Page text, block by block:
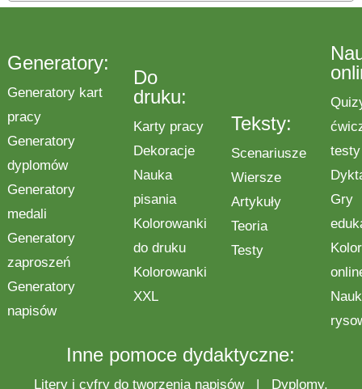
Generatory:
Generatory kart
pracy
Generatory
dyplomów
Generatory
medali
Generatory
zaproszeń
Generatory
napisów
Do
druku:
Karty pracy
Dekoracje
Nauka
pisania
Kolorowanki
do druku
Kolorowanki
XXL
Teksty:
Scenariusze
Wiersze
Artykuły
Teoria
Testy
testy
Gry
Inne pomoce dydaktyczne:
Litery i cyfry do tworzenia napisów| Dyplomy,